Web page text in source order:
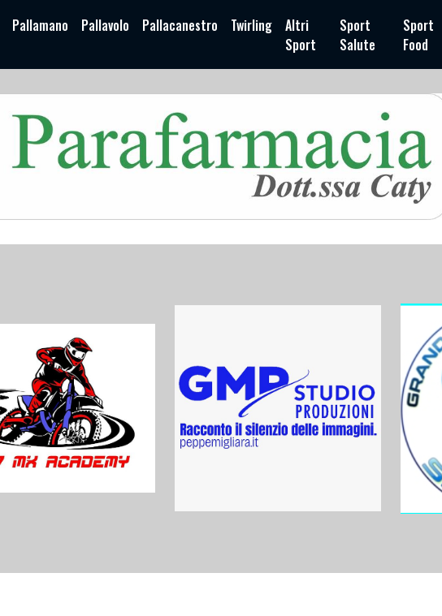
Pallamano Pallavolo Pallacanestro Twirling
Altri
Sport
Sport
Salute
Sport
Food